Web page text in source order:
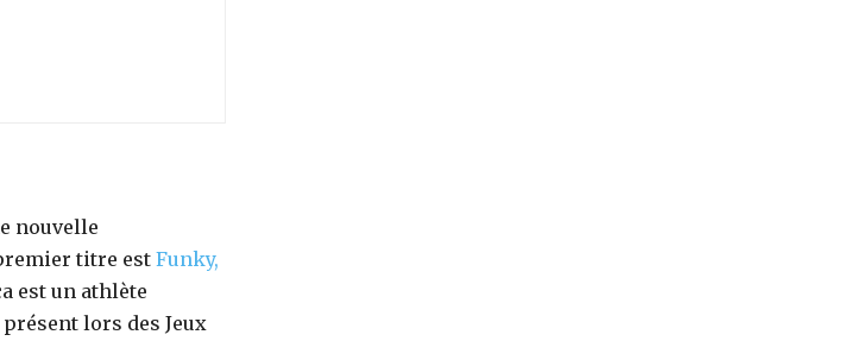
nouvelle
titre estFunky,
est un athlète
lors des Jeux